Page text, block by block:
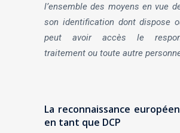
l’ensemble des moyens en vue
son identification dont dispose
peut avoir accès le
traitement ou toute autre
La reconnaissance
en tant que DCP